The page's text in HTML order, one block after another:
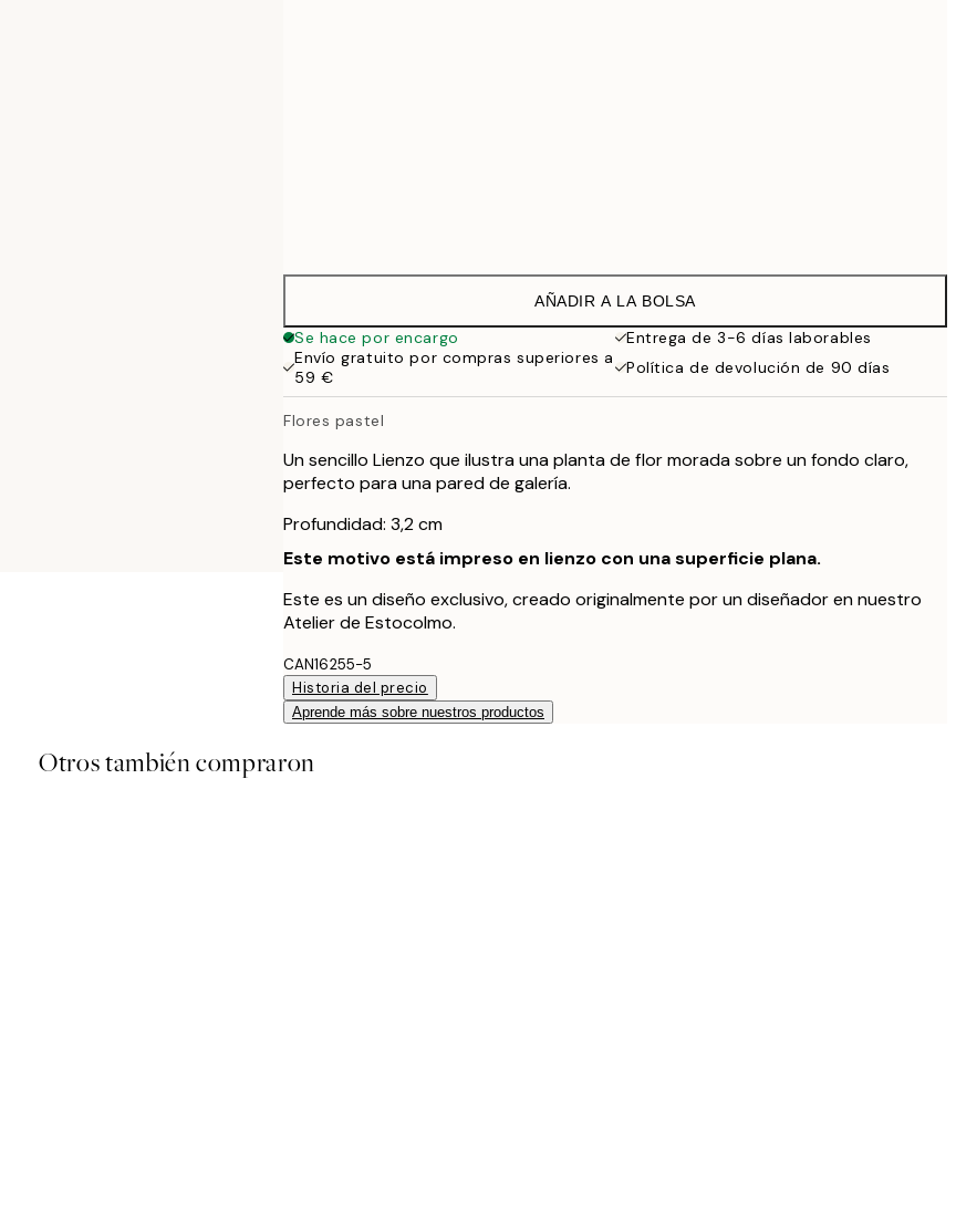
AÑADIR A LA BOLSA
Se hace por encargo
Entrega de 3-6 días laborables
Envío gratuito por compras superiores a
59 €
Política de devolución de 90 días
Flores pastel
Un sencillo Lienzo que ilustra una planta de flor morada sobre un fondo claro,
perfecto para una pared de galería.
Profundidad: 3,2 cm
Este motivo está impreso en lienzo con una superficie plana.
Este es un diseño exclusivo, creado originalmente por un diseñador en nuestro
Atelier de Estocolmo.
CAN16255-5
Historia del precio
Aprende más sobre nuestros productos
Otros también compraron